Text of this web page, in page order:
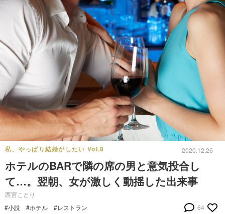
私、やっぱり結婚がしたい Vol.8 2020.12.26
ホテルのBARで隣の席の男と意気投合し
て…。翌朝、女が激しく動揺した出来事
西宮ことり
#小説
#ホテル #レストラン 64